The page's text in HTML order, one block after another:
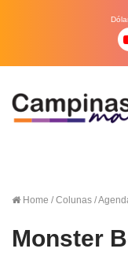
Home / Colunas /
Monster